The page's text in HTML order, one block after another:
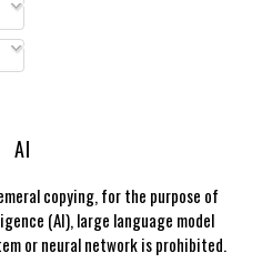
AI
copying, for the purpose of
(AI), large language model
or neural network is prohibited.